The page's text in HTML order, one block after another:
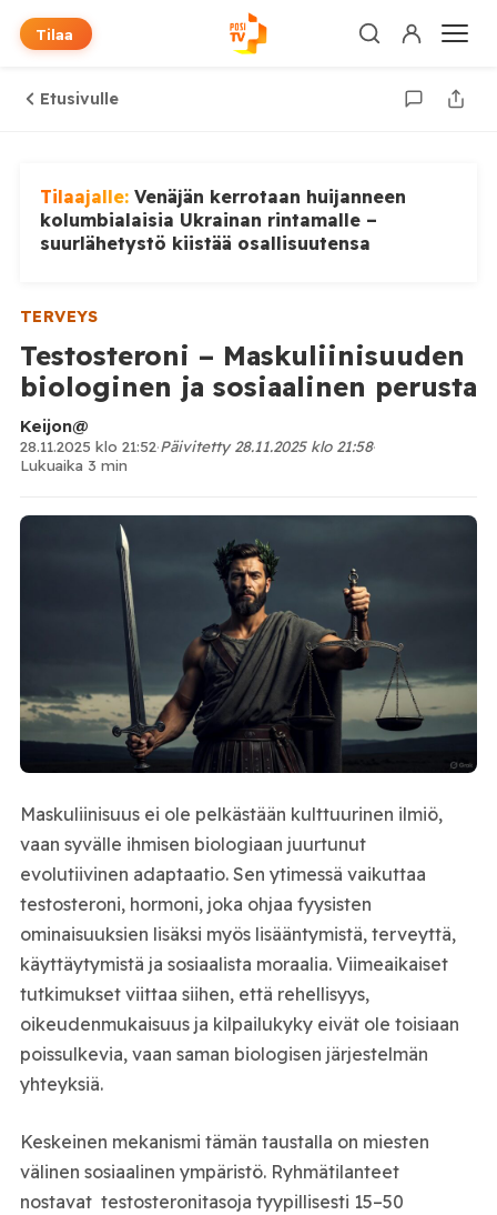
Tilaa
Etusivulle
Tilaajalle: Venäjän kerrotaan huijanneen
kolumbialaisia Ukrainan rintamalle –
suurlähetystö kiistää osallisuutensa
TERVEYS
Testosteroni – Maskuliinisuuden
biologinen ja sosiaalinen perusta
Keijon@
28.11.2025 klo 21:52·Päivitetty 28.11.2025 klo 21:58·
Lukuaika 3 min
Maskuliinisuus ei ole pelkästään kulttuurinen ilmiö,
vaan syvälle ihmisen biologiaan juurtunut
evolutiivinen adaptaatio. Sen ytimessä vaikuttaa
testosteroni, hormoni, joka ohjaa fyysisten
ominaisuuksien lisäksi myös lisääntymistä, terveyttä,
käyttäytymistä ja sosiaalista moraalia. Viimeaikaiset
tutkimukset viittaa siihen, että rehellisyys,
oikeudenmukaisuus ja kilpailukyky eivät ole toisiaan
poissulkevia, vaan saman biologisen järjestelmän
yhteyksiä.
Keskeinen mekanismi tämän taustalla on miesten
välinen sosiaalinen ympäristö. Ryhmätilanteet
nostavat testosteronitasoja tyypillisesti 15–50